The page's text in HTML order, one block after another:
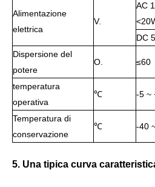
Alimentazione
elettrica
V.
AC
DC
Dispersione del
potere
O. ≤60
temperatura
operativa
℃ -5 ~
Temperatura di
conservazione
℃ -40
5. Una tipica curva